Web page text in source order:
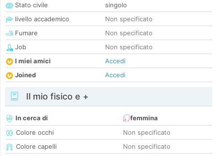
Stato civile
singolo
livello accademico
Non specificato
Fumare
Non specificato
Job
Non specificato
I miei amici
Accedi
Joined
Accedi
Il mio fisico e +
In cerca di
femmina
Colore occhi
Non specificato
Colore capelli
Non specificato